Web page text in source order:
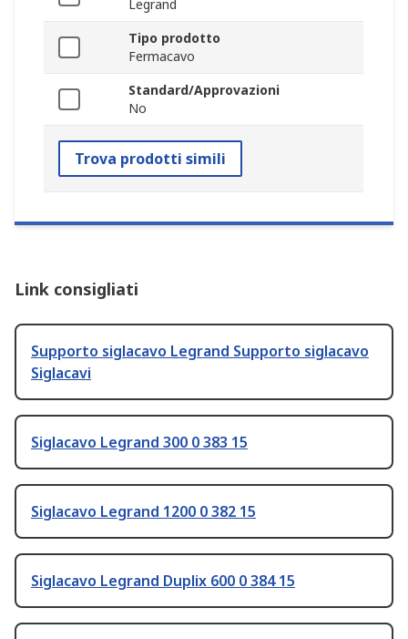
Legrand
Tipo prodotto
Fermacavo
Standard/Approvazioni
No
Trova prodotti simili
Link consigliati
Supporto siglacavo Legrand Supporto siglacavo
Siglacavi
Siglacavo Legrand 300 0 383 15
Siglacavo Legrand 1200 0 382 15
Siglacavo Legrand Duplix 600 0 384 15